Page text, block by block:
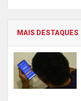
MAIS DESTAQUES